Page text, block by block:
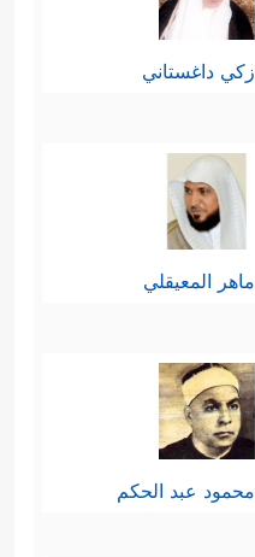
زكي داغستاني
ماهر المعيقلي
محمود عبد الحكم